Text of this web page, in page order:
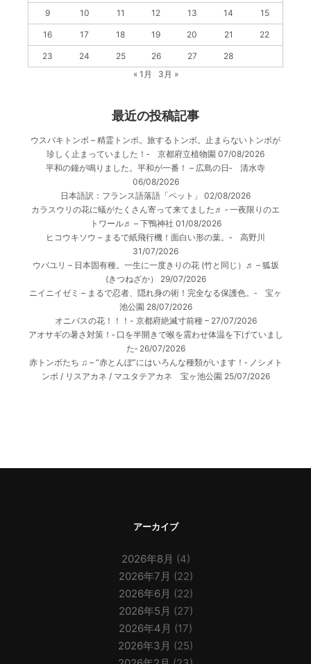
9 10 11 12 13 14 15
16 17 18 19 20 21 22
23 24 25 26 27
28
« 1月
3月 »
最近の投稿記事
ウスバキトンボ – 精霊トンボ。旅するトンボ。止まらないトンボが
珍しく止まっていました！‐ 京都府立植物園 07/08/2026
平和の鐘が鳴りました。平和が一番！ – 広島の日‐ 清水寺
06/08/2026
日本語訳：フランス語落語「ペット」
02/08/2026
カラスウリの花に蟻がたくさん寄って来てました♬ ‐ 一夜限りのエ
トワール♬ – 下鴨神社 01/08/2026
ヒコウキソウ – まるで紙飛行機！面白い形の葉。‐ 高野川
31/07/2026
ウバユリ – 日本固有種。一生に一度きりの花 (竹と同じ）♬ – 狐坂
(きつねざか）
29/07/2026
ニイニイゼミ – まるで忍者、隠れ身の術！完全なる保護色。‐ 宝ヶ
池公園 28/07/2026
オニバスの花！！！- 京都府絶滅寸前種 – 27/07/2026
アオサギの暑さ対策！‐ 口を半開きで喉を震わせ体温を下げていまし
た‐ 26/07/2026
赤トンボたち ♫ – “赤とんぼ”にはいろんな種類がいます！‐ ノシメト
ンボ / リスアカネ / マユタテアカネ 宝ヶ池公園 25/07/2026
アーカイブ
2026年8月 (4)
2026年7月 (22)
2026年6月 (22)
2026年5月 (27)
2026年4月 (17)
2026年3月 (25)